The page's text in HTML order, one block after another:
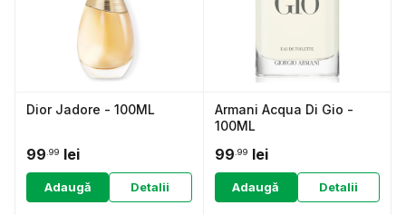
Dior Jadore - 100ML
99 .99 lei
Adaugă Detalii
Armani Acqua Di Gio -
100ML
99 .99 lei
Adaugă Detalii